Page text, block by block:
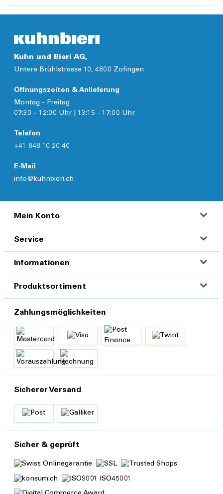
Kuhn und Bieri AG,
Untere Brühlstrasse 10, 4800 Zofingen
Öffnungszeiten & Anlieferung
Montag - Freitag
07:30 – 12:00 Uhr | 13:15 - 17:00 Uhr
Telefon
+41 848 10 20 40
E-Mail
info@kuhnbieri.ch
Mein Konto
Service
Informationen
Produktsortiment
Zahlungsmöglichkeiten
Sicherer Versand
Sicher & geprüft